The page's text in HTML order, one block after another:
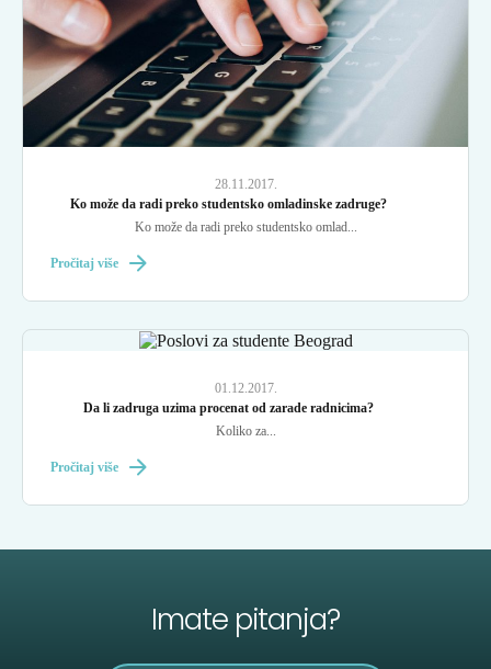
28.11.2017.
Ko može da radi preko studentsko omladinske zadruge?
Ko može da radi preko studentsko omlad...
Pročitaj više
01.12.2017.
Da li zadruga uzima procenat od zarade radnicima?
Koliko za...
Pročitaj više
Imate pitanja?